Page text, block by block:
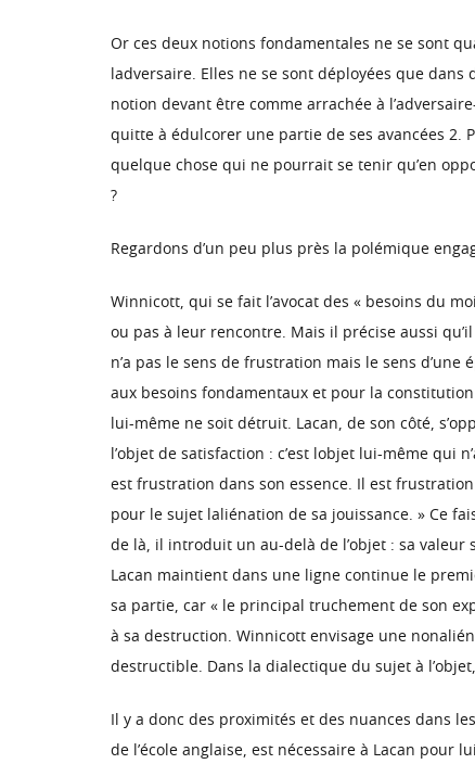
Or ces deux notions fondamentales ne se sont
ladversaire. Elles ne se sont déployées que
notion devant être comme arrachée à
quitte à édulcorer une partie de ses avancées 2.
quelque chose qui ne pourrait se tenir qu’en
?
Regardons d’un peu plus près la polémique
Winnicott, qui se fait l’avocat des « besoins du
ou pas à leur rencontre. Mais il précise aussi
n’a pas le sens de frustration mais le sens
aux besoins fondamentaux et pour la
lui-même ne soit détruit. Lacan, de son côté,
l’objet de satisfaction : c’est lobjet lui-même qui
est frustration dans son essence. Il est
pour le sujet laliénation de sa jouissance. » Ce
de là, il introduit un au-delà de l’objet : sa
Lacan maintient dans une ligne continue le
sa partie, car « le principal truchement de son
à sa destruction. Winnicott envisage une
destructible. Dans la dialectique du sujet à
Il y a donc des proximités et des nuances dans
de l’école anglaise, est nécessaire à Lacan pour